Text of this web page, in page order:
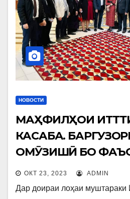
НОВОСТИ
МАҲФИЛҲОИ
КАСАБА.
ОМӮЗИШӢ БО
ИТТИФОҚИ
КОРМАНДОНИ
ОКТ 23, 2023 ADMIN
Дар доираи лоҳаи муштараки